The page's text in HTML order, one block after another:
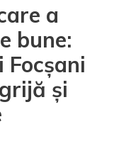
a
bune:
Focșani
și